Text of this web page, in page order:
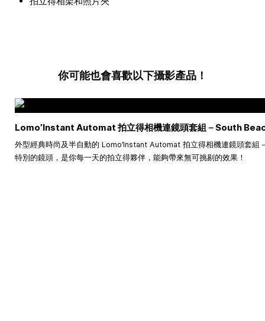
你可能也會喜歡以下攝影產品！
Lomo’Instant Automat 拍立得相機連鏡頭套組－South
外型經典時尚及半自動的 Lomo’Instant Automat 拍立得相機連鏡頭套組
特別的鏡頭，是你每一天的拍立得夥伴，能夠帶來無可挑剔的效果！